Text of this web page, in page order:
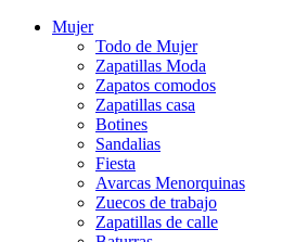
Mujer
Todo de Mujer
Zapatillas Moda
Zapatos comodos
Zapatillas casa
Botines
Sandalias
Fiesta
Avarcas Menorquinas
Zuecos de trabajo
Zapatillas de calle